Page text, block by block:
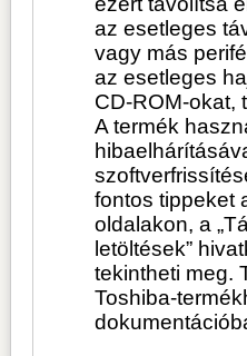
az esetleges
vagy más
az esetleges
CD-ROM-okat,
A termék
fontos tippeket
oldalakon, a
letöltések”
tekintheti meg.
Toshiba-